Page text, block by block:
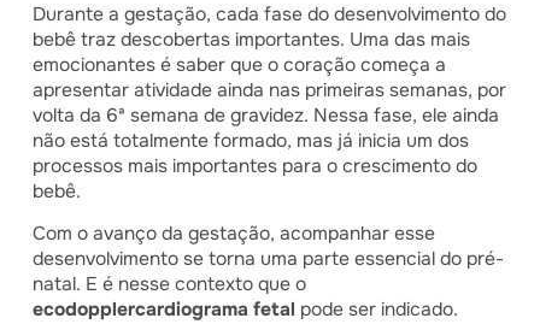
Durante a gestação, cada fase do desenvolvimento do
bebê traz descobertas importantes. Uma das mais
emocionantes é saber que o coração começa a
apresentar atividade ainda nas primeiras semanas, por
volta da 6ª semana de gravidez. Nessa fase, ele ainda
não está totalmente formado, mas já inicia um dos
processos mais importantes para o crescimento do
bebê.
Com o avanço da gestação, acompanhar esse
desenvolvimento se torna uma parte essencial do pré-
natal. E é nesse contexto que o
ecodopplercardiograma fetal pode ser indicado.